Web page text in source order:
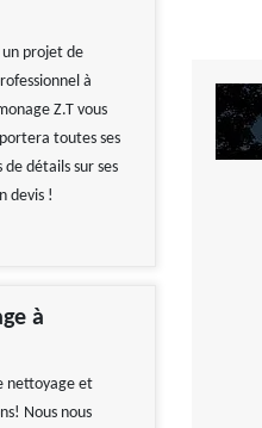
un projet de
à
Z.T vous
toutes ses
détails sur ses
devis !
à
nettoyage et
Nous nous